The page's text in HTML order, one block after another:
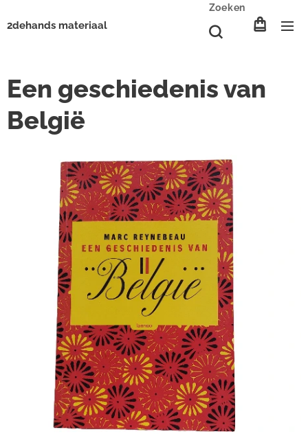
2dehands materiaal
Zoeken
Een geschiedenis van
België